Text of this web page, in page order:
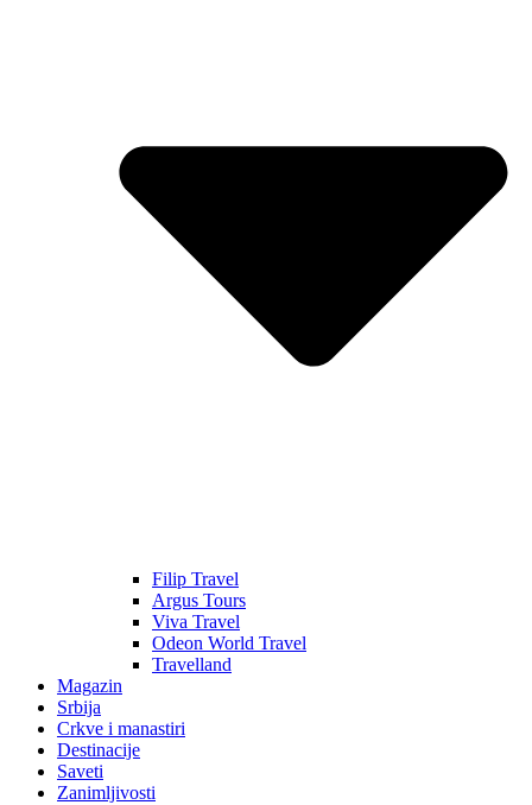
Filip Travel
Argus Tours
Viva Travel
Odeon World Travel
Travelland
Magazin
Srbija
Crkve i manastiri
Destinacije
Saveti
Zanimljivosti